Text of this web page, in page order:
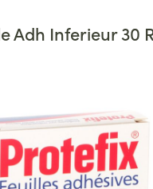
Adh Inferieur 30